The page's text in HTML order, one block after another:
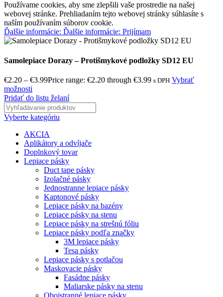
Používame cookies, aby sme zlepšili vaše prostredie na našej
webovej stránke. Prehliadaním tejto webovej stránky súhlasíte s
naším používaním súborov cookie.
Ďalšie informácie: Ďalšie informácie: Prijímam
Samolepiace Dorazy – Protišmykové podložky SD12 EU
€2.20 – €3.99Price range: €2.20 through €3.99 s DPH Vybrať
možnosti
Pridať do listu želaní
Vyberte kategóriu
AKCIA
Aplikátory a odvíjače
Doplnkový tovar
Lepiace pásky
Duct tape pásky
Izolačné pásky
Jednostranne lepiace pásky
Kaptonové pásky
Lepiace pásky na bazény
Lepiace pásky na stenu
Lepiace pásky na strešnú fóliu
Lepiace pásky podľa značky
3M lepiace pásky
Tesa pásky
Lepiace pásky s potlačou
Maskovacie pásky
Fasádne pásky
Maliarske pásky na stenu
Obojstranné lepiace pásky